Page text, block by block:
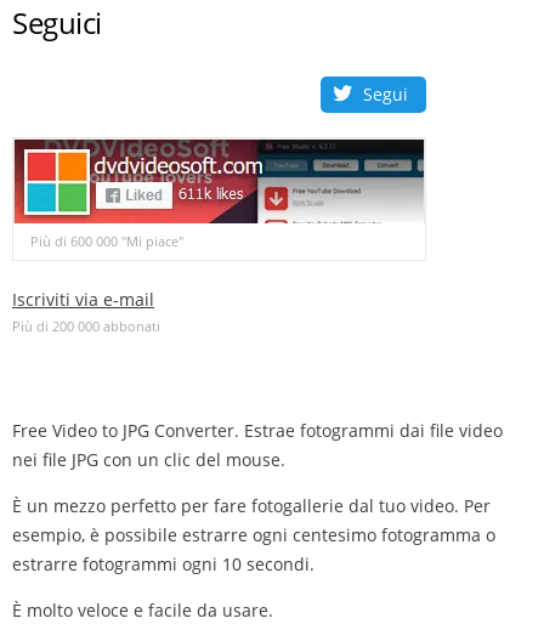
Seguici
Segui
Più di 600 000 "Mi piace"
Iscriviti via e-mail
Più di 200 000 abbonati
Free Video to JPG Converter. Estrae fotogrammi dai file video
nei file JPG con un clic del mouse.
È un mezzo perfetto per fare fotogallerie dal tuo video. Per
esempio, è possibile estrarre ogni centesimo fotogramma o
estrarre fotogrammi ogni 10 secondi.
È molto veloce e facile da usare.